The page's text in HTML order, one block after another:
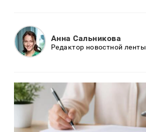
Анна Сальникова
Редактор новостной ленты